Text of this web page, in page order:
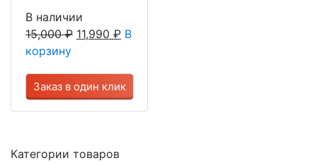
В наличии
15,000₽ 11,990 ₽ В
корзину
Заказ в один клик
Категории товаров